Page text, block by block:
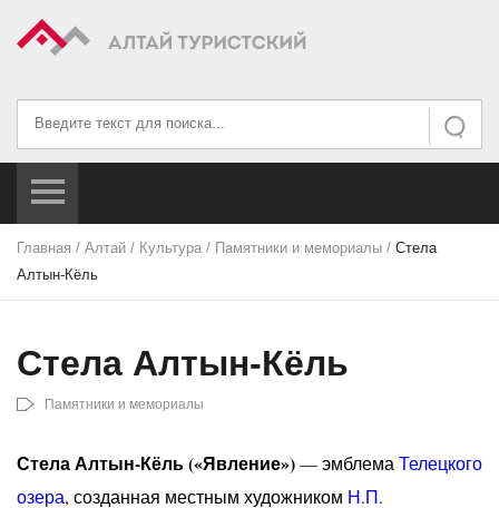
Искать
Искать...
Главная / Алтай / Культура / Памятники и мемориалы / Стела
Алтын-Кёль
Стела Алтын-Кёль
Памятники и мемориалы
Стела Алтын-Кёль («Явление»)— эмблема Телецкого
озера, созданная местным художником Н.П.